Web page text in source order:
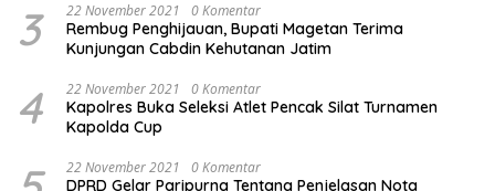
3 22 November 2021 0 Komentar
Rembug Penghijauan, Bupati Magetan Terima
Kunjungan Cabdin Kehutanan Jatim
4 22 November 2021 0 Komentar
Kapolres Buka Seleksi Atlet Pencak Silat Turnamen
Kapolda Cup
22 November 2021 0 Komentar
DPRD Gelar Paripurna Tentang Penjelasan Nota